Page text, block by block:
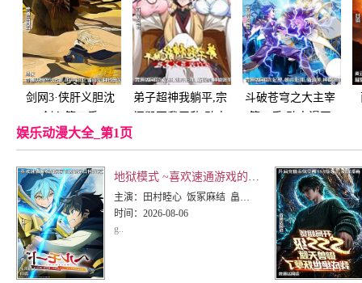
剑网3·侠肝义胆沈
弟子超神我躺平,宗
斗破苍穹之大主宰
娱乐动漫大全_第1页
地狱模式 ~喜欢速通游戏的玩家在废设定异世界无双~第二季
主演：
田村睦心 饭冢麻结 畠中祐 千本木彩花 石川英郎 大原沙耶香 小市真琴 杉田智和 千叶翔也 三宅麻理
时间： 2026-08-06
g..